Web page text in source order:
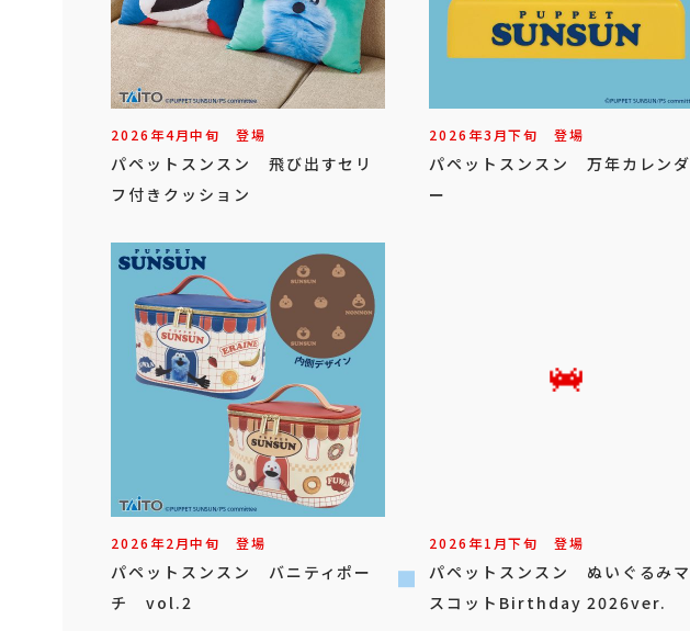
2026年4月中旬 登場
パペットスンスン 飛び出すセリ
フ付きクッション
2026年3月下旬 登場
パペットスンスン 万年カレンダ
ー
2026年2月中旬 登場
パペットスンスン バニティポー
チ vol.2
2026年1月下旬 登場
パペットスンスン ぬいぐるみマ
スコットBirthday 2026ver.